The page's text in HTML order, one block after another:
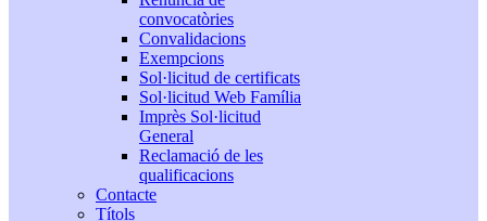
convocatòries
Convalidacions
Exempcions
Sol·licitud de certificats
Sol·licitud Web Família
Imprès Sol·licitud
General
Reclamació de les
qualificacions
Contacte
Títols